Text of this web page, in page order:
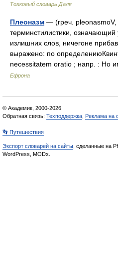
Толковый словарь Даля
Плеоназм — (греч.
терминстилистики,
излишних слов, ничегоне
выражено: по
necessitatem oratio ; напр. : Но
Ефрона
© Академик, 2000-2026
Обратная связь: Техподдержка Реклама на
👣 Путешествия
Экспорт словарей на сайты , сделанные на
WordPress, MODx.